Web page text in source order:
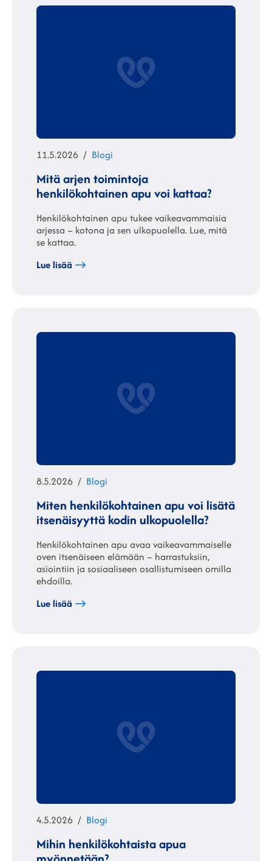
Julkaistu
11.5.2026 Kategoriat
Blogi
Mitä arjen toimintoja
henkilökohtainen apu voi kattaa?
Henkilökohtainen apu tukee vaikeavammaisia
arjessa – kotona ja sen ulkopuolella. Lue, mitä
se kattaa.
Lue lisää
Julkaistu
8.5.2026 Kategoriat
Blogi
Miten henkilökohtainen apu voi lisätä
itsenäisyyttä kodin ulkopuolella?
Henkilökohtainen apu avaa vaikeavammaiselle
oven itsenäiseen elämään – harrastuksiin,
asiointiin ja sosiaaliseen osallistumiseen omilla
ehdoilla.
Lue lisää
Julkaistu
4.5.2026 Kategoriat
Blogi
Mihin henkilökohtaista apua